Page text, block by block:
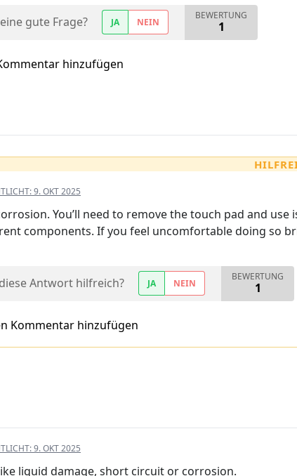
gute Frage? JA NEIN
BEWERTUNG
1
hinzufügen
9. OKT 2025
You’ll need to remove the touch pad and
components. If you feel uncomfortable doing so
Antwort hilfreich? JA NEIN
BEWERTUNG
1
Kommentar hinzufügen
9. OKT 2025
liquid damage, short circuit or corrosion.